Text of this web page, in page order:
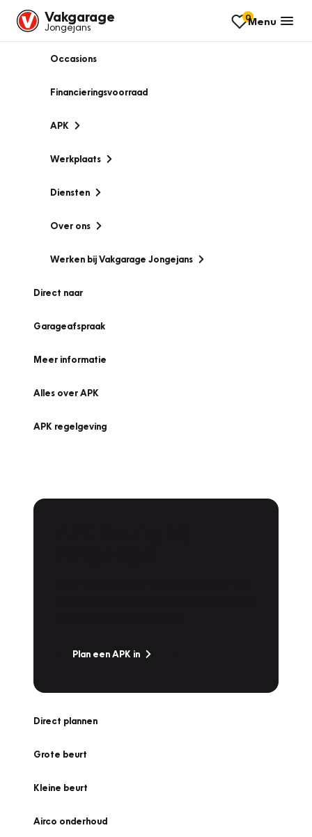
Vakgarage
Jongejans
0Menu
Occasions
Financieringsvoorraad
APK
Werkplaats
Diensten
Over ons
Werken bij Vakgarage Jongejans
Direct naar
Garageafspraak
Meer informatie
Alles over APK
APK regelgeving
Plan een APK in
Direct plannen
Grote beurt
Kleine beurt
Airco onderhoud